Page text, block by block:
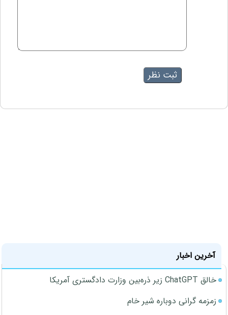
آخرین اخبار
خالق ChatGPT زیر ذره‌بین وزارت دادگستری آمریکا
زمزمه گرانی دوباره شیر خام